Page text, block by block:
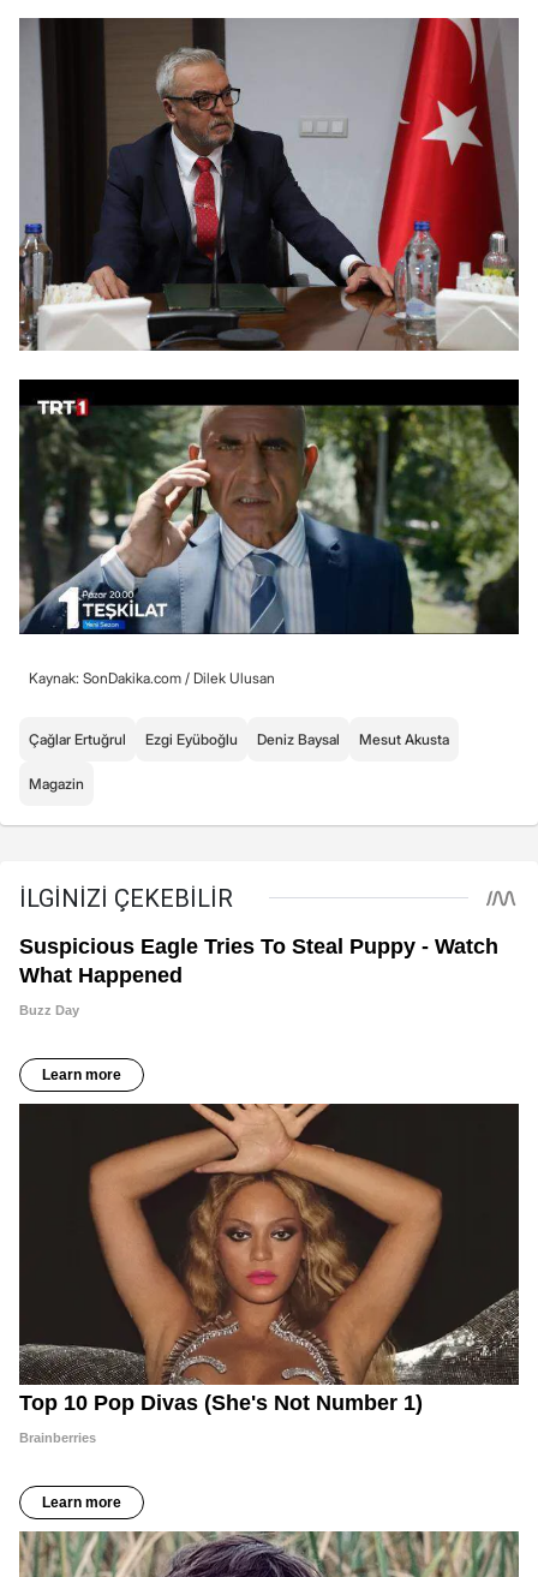
Kaynak: SonDakika.com / Dilek Ulusan
Çağlar Ertuğrul Ezgi Eyüboğlu Deniz Baysal Mesut Akusta
Magazin